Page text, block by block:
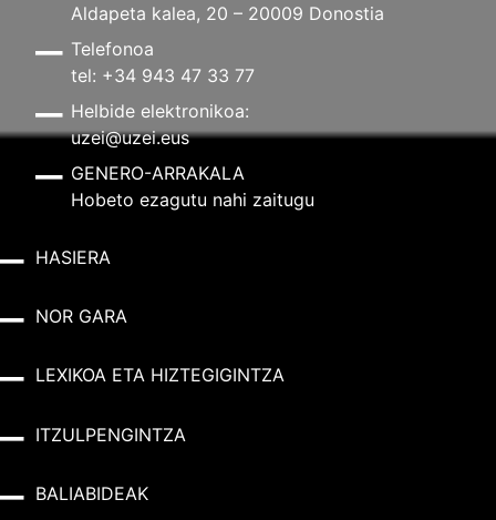
Aldapeta kalea, 20 – 20009 Donostia
Telefonoa
tel: +34 943 47 33 77
Helbide elektronikoa:
uzei@uzei.eus
GENERO-ARRAKALA
Hobeto ezagutu nahi zaitugu
HASIERA
NOR GARA
LEXIKOA ETA HIZTEGIGINTZA
ITZULPENGINTZA
BALIABIDEAK